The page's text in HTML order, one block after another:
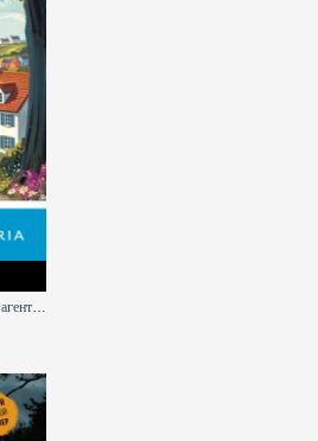
Ванильный убийца. Детективное агентство «Благотворительный магазин»